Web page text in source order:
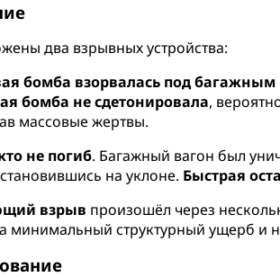
два взрывных устройства:
бомба взорвалась под
бомба не сдетонировала,
массовые жертвы.
не погиб. Багажный вагон был
на уклоне. Быстрая
взрыв произошёл через
минимальный структурный ущерб и